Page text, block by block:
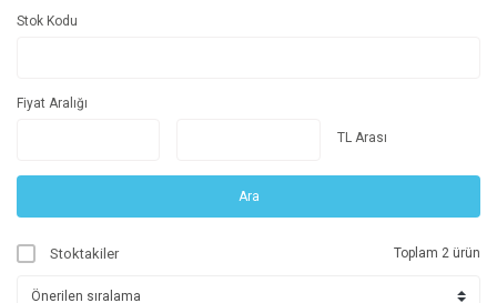
Stok Kodu
Fiyat Aralığı
TL Arası
Ara
Stoktakiler Toplam 2 ürün